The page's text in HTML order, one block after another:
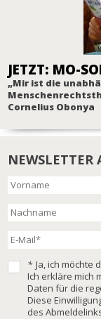
JETZT: MO-
„Mir ist die
Cornelius Obonya
NEWSLETTER
* Ja, ich möchte
Ich erkläre mich
Daten für die
Diese
des